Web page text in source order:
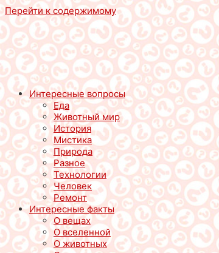
Перейти к содержимому
Интересные вопросы
Еда
Животный мир
История
Мистика
Природа
Разное
Технологии
Человек
Ремонт
Интересные факты
О вещах
О вселенной
О животных